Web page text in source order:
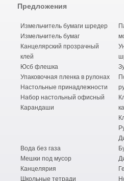
Предложения
Измельчитель бумаги шредер
Измельчитель бумаг
Канцелярский прозрачный
клей
Юсб флешка
Упаковочная пленка в рулонах
Настольные принадлежности
Набор настольный офисный
Карандаши
Вода без газа
Мешки под мусор
Канцелярия
Школьные тетради